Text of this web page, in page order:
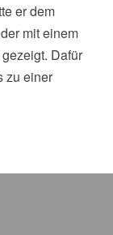
er dem
mit einem
Dafür
zu einer